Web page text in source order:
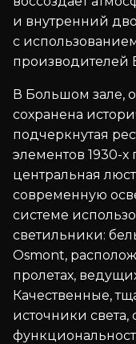
и внутренний
с
производителей
В Большом зале,
сохранена
подчеркнутая
элементов 1930-
центральная
современную
системе
светильники:
Osmont,
пролетах,
Качественные,
источники света,